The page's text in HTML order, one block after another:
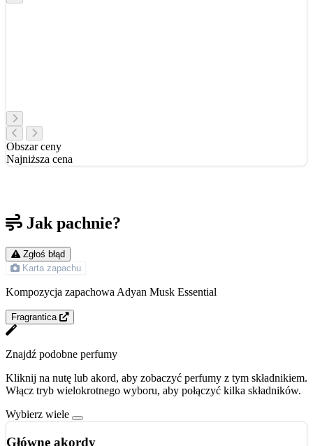
Obszar ceny
Najniższa cena
Jak pachnie?
Zgłoś błąd
Karta zapachu
Kompozycja zapachowa Adyan Musk Essential
Fragrantica
Znajdź podobne perfumy
Kliknij na nutę lub akord, aby zobaczyć perfumy z tym składnikiem.
Włącz tryb wielokrotnego wyboru, aby połączyć kilka składników.
Wybierz wiele
Główne akordy